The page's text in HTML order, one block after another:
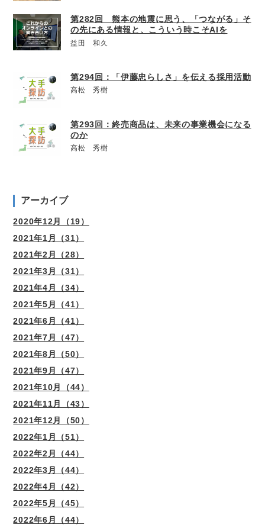
第282回 熊本の地震に思う、「つながる」そ
の先にある情報と、こういう時こそAIを
益田 和久
第294回：「伊藤忠らしさ」を伝える採用活動
高松 秀樹
第293回：終売商品は、未来の事業機会になる
のか
高松 秀樹
アーカイブ
2020年12月（19）
2021年1月（31）
2021年2月（28）
2021年3月（31）
2021年4月（34）
2021年5月（41）
2021年6月（41）
2021年7月（47）
2021年8月（50）
2021年9月（47）
2021年10月（44）
2021年11月（43）
2021年12月（50）
2022年1月（51）
2022年2月（44）
2022年3月（44）
2022年4月（42）
2022年5月（45）
2022年6月（44）